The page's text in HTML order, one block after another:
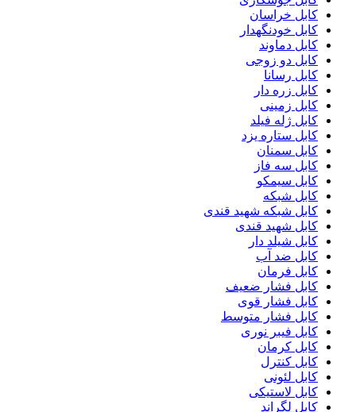
کابل خراسان
کابل خودنگهدار
کابل دماوند
کابل دو زوجی
کابل رسانا
کابل زره دار
کابل زمینی
کابل ژله فیلد
کابل ستاره یزد
کابل سمنان
کابل سه فاز
کابل سیمکو
کابل شبکه
کابل شبکه شهید قندی
کابل شهید قندی
کابل شیلد دار
کابل ضد آب
کابل فرمان
کابل فشار ضعیف
کابل فشار قوی
کابل فشار متوسط
کابل فیبر نوری
کابل کرمان
کابل کنترل
کابل لئونی
کابل لاستیکی
کابل لگراند